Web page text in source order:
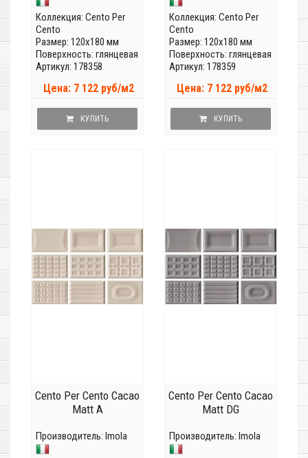
Коллекция: Cento Per
Cento
Размер: 120x180 мм
Поверхность: глянцевая
Артикул: 178358
Цена: 7 122 руб/м2
КУПИТЬ
Коллекция: Cento Per
Cento
Размер: 120x180 мм
Поверхность: глянцевая
Артикул: 178359
Цена: 7 122 руб/м2
КУПИТЬ
Cento Per Cento Cacao
Matt A
Производитель: Imola
Cento Per Cento Cacao
Matt DG
Производитель: Imola